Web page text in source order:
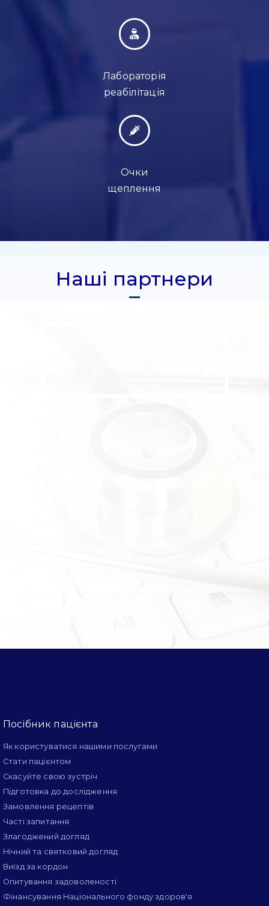
Лабораторія
реабілітація
Очки
щеплення
Наші партнери
Посібник пацієнта
Як користуватися нашими послугами
Стати пацієнтом
Скасуйте свою зустріч
Підготовка до дослідження
Замовлення рецептів
Часті запитання
Злагоджений догляд
Нічний та святковий догляд
Виїзд за кордон
Опитування задоволеності
Фінансування Національного фонду здоров'я